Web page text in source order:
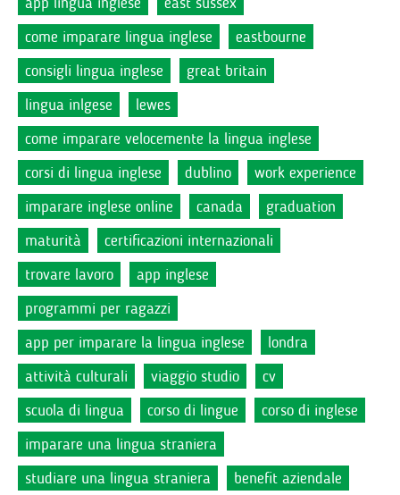
come imparare lingua inglese
eastbourne
consigli lingua inglese
great britain
lingua inlgese
lewes
come imparare velocemente la lingua inglese
corsi di lingua inglese
dublino
work experience
imparare inglese online
canada
graduation
maturità
certificazioni internazionali
trovare lavoro
app inglese
programmi per ragazzi
app per imparare la lingua inglese
londra
attività culturali
viaggio studio
cv
scuola di lingua
corso di lingue
corso di inglese
imparare una lingua straniera
studiare una lingua straniera
benefit aziendale